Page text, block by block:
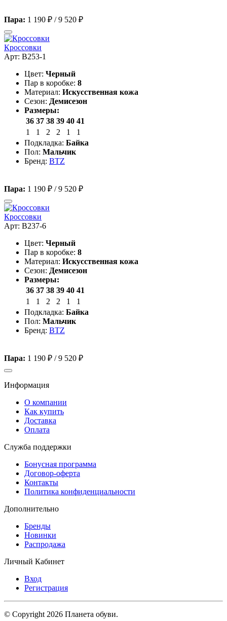
Пара: 1 190 ₽ /9 520 ₽
Кроссовки
Арт: B253-1
Цвет: Черный
Пар в коробке: 8
Материал: Искусственная кожа
Сезон: Демисезон
Размеры:
36 37 38 39 40 41
1
1 2 2 1
1
Подкладка: Байка
Пол: Мальчик
Бренд: BTZ
Пара: 1 190 ₽ /9 520 ₽
Кроссовки
Арт: B237-6
Цвет: Черный
Пар в коробке: 8
Материал: Искусственная кожа
Сезон: Демисезон
Размеры:
36 37 38 39 40 41
1
1 2 2 1
1
Подкладка: Байка
Пол: Мальчик
Бренд: BTZ
Пара: 1 190 ₽ /9 520 ₽
Информация
О компании
Как купить
Доставка
Оплата
Служба поддержки
Бонусная программа
Договор-оферта
Контакты
Политика конфиденциальности
Дополнительно
Бренды
Новинки
Распродажа
Личный Кабинет
Вход
Регистрация
© Copyright 2026 Планета обуви.